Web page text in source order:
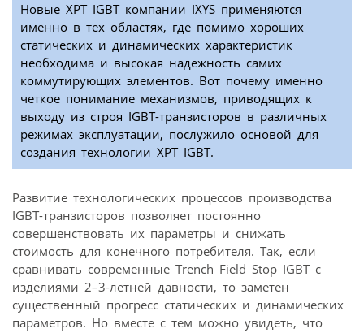
Новые XPT IGBT компании IXYS применяются
именно в тех областях, где помимо хороших
статических и динамических характеристик
необходима и высокая надежность самих
коммутирующих элементов. Вот почему именно
четкое понимание механизмов, приводящих к
выходу из строя IGBT-транзисторов в различных
режимах эксплуатации, послужило основой для
создания технологии XPT IGBT.
Развитие технологических процессов производства
IGBT-транзисторов позволяет постоянно
совершенствовать их параметры и снижать
стоимость для конечного потребителя. Так, если
сравнивать современные Trench Field Stop IGBT с
изделиями 2–3-летней давности, то заметен
существенный прогресс статических и динамических
параметров. Но вместе с тем можно увидеть, что